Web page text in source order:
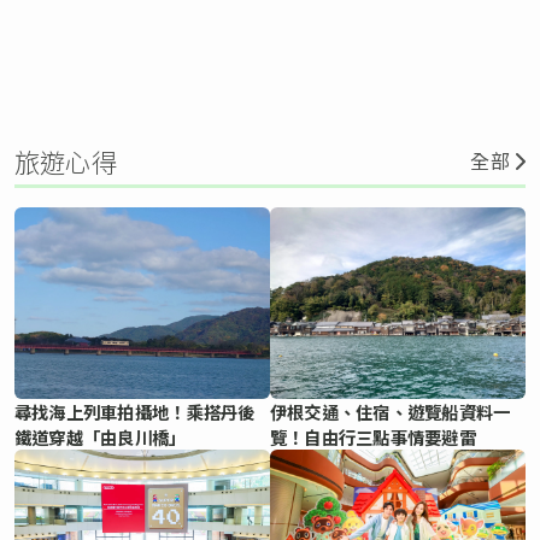
旅遊心得 全部
尋找海上列車拍攝地！乘搭丹後
鐵道穿越「由良川橋」
伊根交通、住宿、遊覽船資料一
覽！自由行三點事情要避雷